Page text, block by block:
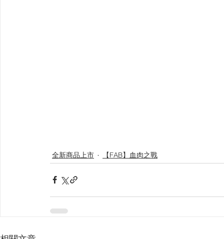
全新商品上市 【FAB】血肉之戰